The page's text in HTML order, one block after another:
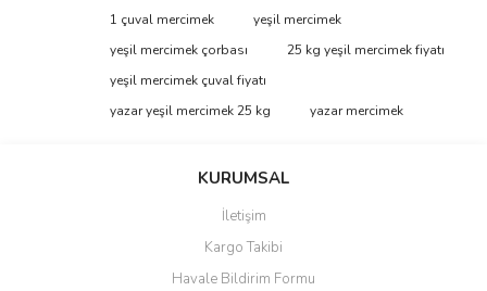
Bu ürüne ilk yorumu siz yapın!
Yorum Yaz
tarafımıza iletebilirsiniz.
Görüş ve önerileriniz için teşekkür ederiz.
Ürün resmi kalitesiz, bozuk veya görüntülenemiyor.
Bu ürüne benzer farklı alternatifler olmalı.
1 çuval mercimek
yeşil mercimek
yeşil mercimek çorbası
25 kg yeşil mercimek fiyatı
yeşil mercimek çuval fiyatı
yazar yeşil mercimek 25 kg
yazar mercimek
KURUMSAL
İletişim
Kargo Takibi
Havale Bildirim Formu